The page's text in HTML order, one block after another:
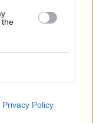
the
Privacy Policy
In einer
Auftraggeber auf